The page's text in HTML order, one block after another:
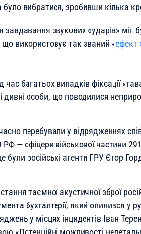
було вибратися, зробивши кілька
звукових «ударів» міг
використовує так званий «ефект
час багатьох випадків фіксації
дивні особи, що поводилися
перебували у відрядженнях
— офіцери військової частини
були російські агенти ГРУ Єгор
таємної акустичної зброї
бухгалтерії, який опинився у
у місцях інцидентів Іван
«Потенційні можливості